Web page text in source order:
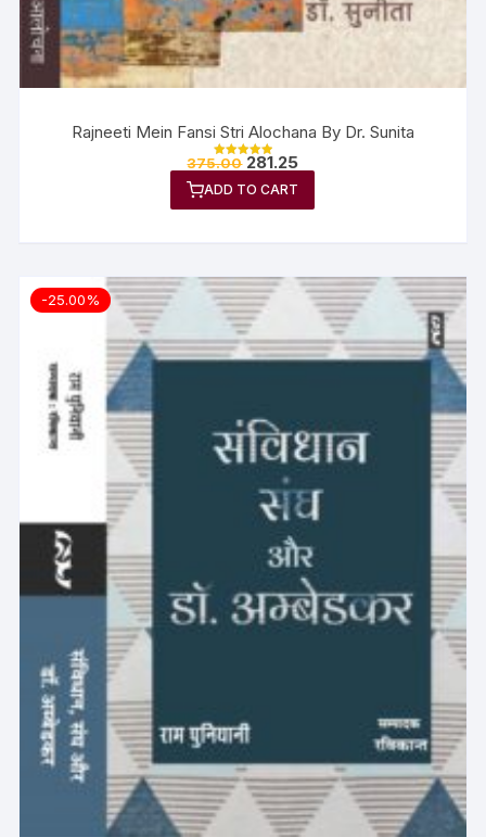
Rajneeti Mein Fansi Stri Alochana By Dr. Sunita
Rated
out of 5
375.00 281.25
ADD TO CART
-25.00%